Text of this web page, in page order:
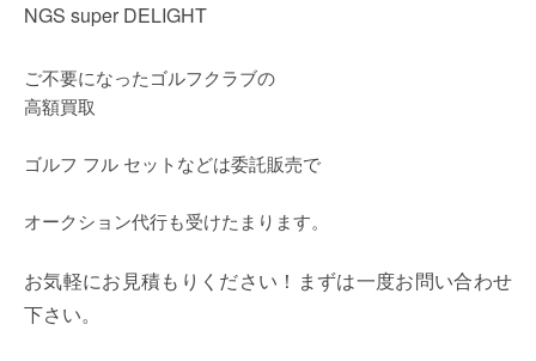
NGS super DELIGHT
ご不要になったゴルフクラブの
高額買取
ゴルフ フル セットなどは委託販売で
オークション代行も受けたまります。
お気軽にお見積もりください！まずは一度お問い合わせ
下さい。